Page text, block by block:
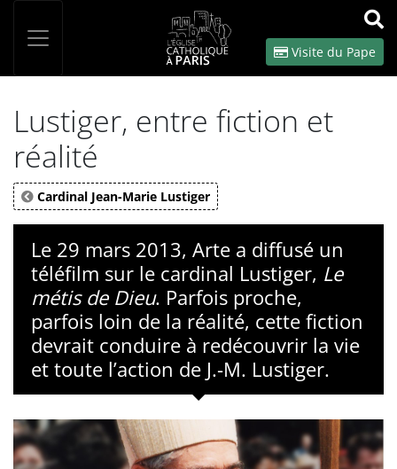
OK
Visite du Pape
Lustiger, entre fiction et
réalité
Cardinal Jean-Marie Lustiger
Le 29 mars 2013, Arte a diffusé un
téléfilm sur le cardinal Lustiger, Le
métis de Dieu. Parfois proche,
parfois loin de la réalité, cette fiction
devrait conduire à redécouvrir la vie
et toute l’action de J.-M. Lustiger.
Panneau de gestion des cookies